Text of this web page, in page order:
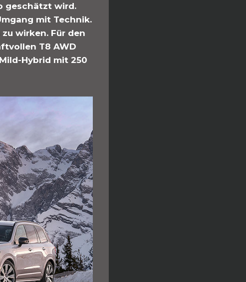
geschätzt wird.
mit Technik.
wirken. Für den
T8 AWD
Hybrid mit 250